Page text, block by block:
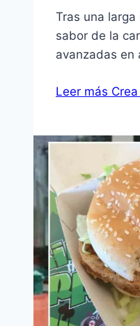
Tras una
sabor de la
avanzadas en
Leer más